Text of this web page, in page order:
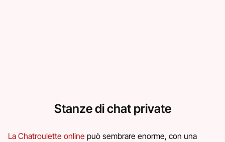
Stanze di chat private
La Chatroulette online può sembrare enorme, con una